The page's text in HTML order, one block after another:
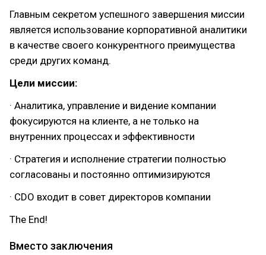
Главным секретом успешного завершения миссии
является использование корпоративной аналитики
в качестве своего конкурентного преимущества
среди других команд.
Цели миссии:
· Аналитика, управление и видение компании
фокусируются на клиенте, а не только на
внутренних процессах и эффективности
· Стратегия и исполнение стратегии полностью
согласованы и постоянно оптимизируются
· CDO входит в совет директоров компании
The End!
Вместо заключения